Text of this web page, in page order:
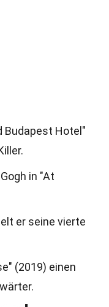
Budapest Hotel"
in "At
er seine vierte
(2019) einen